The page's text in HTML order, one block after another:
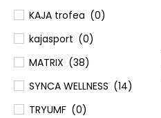
KAJA trofea (0)
kajasport (0)
MATRIX (38)
SYNCA WELLNESS (14)
TRYUMF (0)